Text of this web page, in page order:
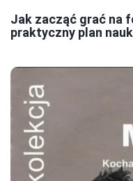
Jak zacząć grać na
praktyczny plan